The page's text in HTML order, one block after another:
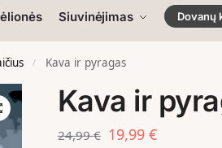
Siuvinėjimas Dovanų
/ Kava ir pyragas
Kava ir
24,99€ 19,99 €